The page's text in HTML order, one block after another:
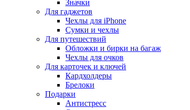
Значки
Для гаджетов
Чехлы для iPhone
Сумки и чехлы
Для путешествий
Обложки и бирки на багаж
Чехлы для очков
Для карточек и ключей
Кардхолдеры
Брелоки
Подарки
Антистресс